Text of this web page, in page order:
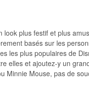
plus festif et plus
basés sur les
les plus populaires de
elles et ajoutez-y un
Minnie Mouse, pas de